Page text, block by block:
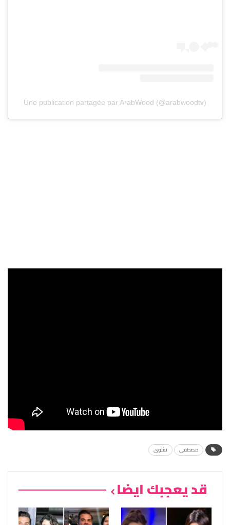
Une publication partagée par ArabWood (@arabwoodtv)
مصطفى نشوى
قد يعجبك ايضا